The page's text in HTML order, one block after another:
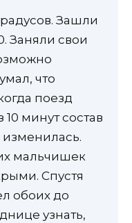
Зашли
Заняли свои
что
поезд
минут состав
изменилась.
мальчишек
Спустя
обоих до
узнать,